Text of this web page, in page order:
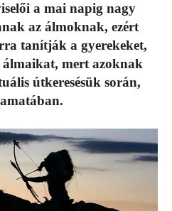
a mai napig nagy
az álmoknak, ezért
tanítják a gyerekeket,
álmaikat, mert azoknak
útkeresésük során,